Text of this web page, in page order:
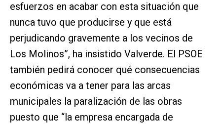
esfuerzos en acabar con esta situación que
nunca tuvo que producirse y que está
perjudicando gravemente a los vecinos de
Los Molinos”, ha insistido Valverde. El PSOE
también pedirá conocer qué consecuencias
económicas va a tener para las arcas
municipales la paralización de las obras
puesto que “la empresa encargada de